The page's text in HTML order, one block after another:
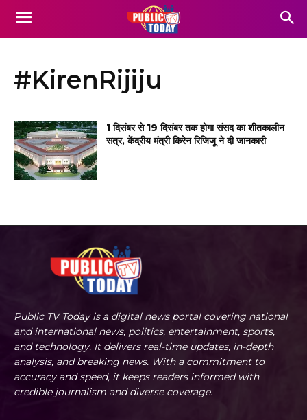
#KirenRijiju
1 दिसंबर से 19 दिसंबर तक होगा संसद का शीतकालीन
सत्र, केंद्रीय मंत्री किरेन रिजिजू ने दी जानकारी
Public TV Today is a digital news portal covering national
and international news, politics, entertainment, sports,
and technology. It delivers real-time updates, in-depth
analysis, and breaking news. With a commitment to
accuracy and speed, it keeps readers informed with
credible journalism and diverse coverage.